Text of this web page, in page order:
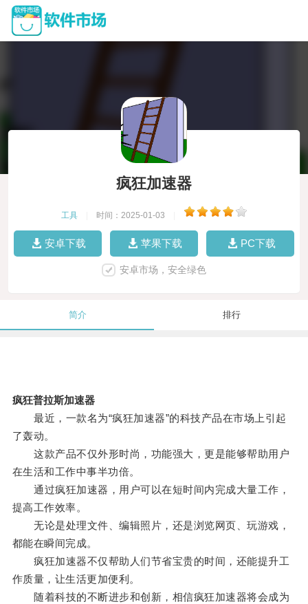
疯狂加速器
工具 时间：2025-01-03
安卓下载 苹果下载 PC下载
安卓市场，安全绿色
简介 排行
疯狂普拉斯加速器
最近，一款名为“疯狂加速器”的科技产品在市场上引起
了轰动。
这款产品不仅外形时尚，功能强大，更是能够帮助用户
在生活和工作中事半功倍。
通过疯狂加速器，用户可以在短时间内完成大量工作，
提高工作效率。
无论是处理文件、编辑照片，还是浏览网页、玩游戏，
都能在瞬间完成。
疯狂加速器不仅帮助人们节省宝贵的时间，还能提升工
作质量，让生活更加便利。
随着科技的不断进步和创新，相信疯狂加速器将会成为